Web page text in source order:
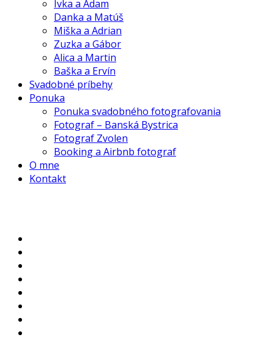
Ivka a Adam
Danka a Matúš
Miška a Adrian
Zuzka a Gábor
Alica a Martin
Baška a Ervín
Svadobné príbehy
Ponuka
Ponuka svadobného fotografovania
Fotograf – Banská Bystrica
Fotograf Zvolen
Booking a Airbnb fotograf
O mne
Kontakt